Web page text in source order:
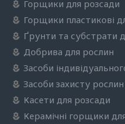
Горщики для розсади
Горщики пластикові
Ґрунти та субстрати
Добрива для рослин
Засоби
Засоби захисту рослин
Касети для розсади
Керамічні горщики